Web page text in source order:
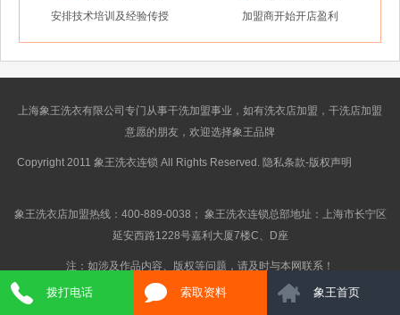
安排技术培训及经验传授 加盟商开始开店盈利
上海象王洗衣有限公司专门从事干洗加盟事业，如有洗衣店加盟，干洗店加盟
意愿的朋友，欢迎选择象王品牌
Copyright 2011 象王洗衣连锁 All Rights Reserved. 隐私条款-版权声明
象王洗衣店加盟热线：400-889-0038； 象王洗衣连锁总部地址：上海市长宁区
延安西路1228号嘉利大厦7楼C、D座
注：如涉及作品内容、版权等问题，请及时与本网联系！
拨打电话 索取资料 象王首页
} Get_Spider();